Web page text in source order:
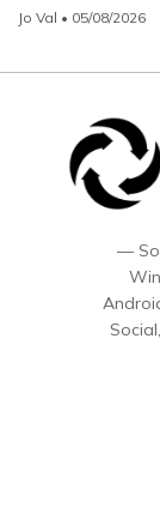
Jo Val • 05/08/2026
—